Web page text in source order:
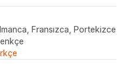
Fransızca, Portekizce